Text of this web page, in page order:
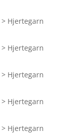
Hjertegarn
Hjertegarn
Hjertegarn
Hjertegarn
Hjertegarn